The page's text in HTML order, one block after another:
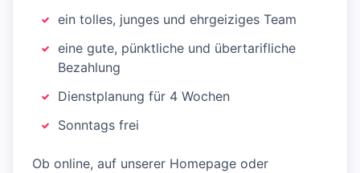
ein tolles, junges und ehrgeiziges Team
eine gute, pünktliche und übertarifliche
Bezahlung
Dienstplanung für 4 Wochen
Sonntags frei
Ob online, auf unserer Homepage oder